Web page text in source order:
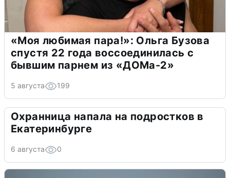
«Моя любимая пара!»: Ольга Бузова
спустя 22 года воссоединилась с
бывшим парнем из «ДОМа-2»
5 августа 199
Охранница напала на подростков в
Екатеринбурге
6 августа 0